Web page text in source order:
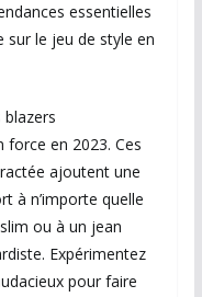
essentielles
sur le jeu de style en
blazers
en 2023. Ces
ajoutent une
à n’importe quelle
ou à un jean
Expérimentez
pour faire